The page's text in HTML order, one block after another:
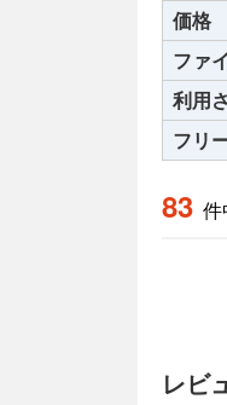
価格
ファ
利用
フリ
83
レビ